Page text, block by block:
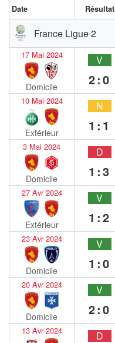
Date Résultat
France Ligue 2
17 Mai 2024
Domicile
V
2:0
10 Mai 2024
Extérieur
N
1:1
3 Mai 2024
Domicile
D
1:3
27 Avr 2024
Extérieur
V
1:2
23 Avr 2024
Domicile
V
1:0
20 Avr 2024
Domicile
V
2:0
13 Avr 2024 D